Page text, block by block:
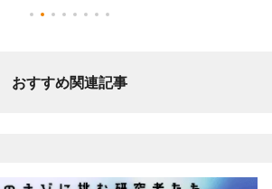
おすすめ関連記事